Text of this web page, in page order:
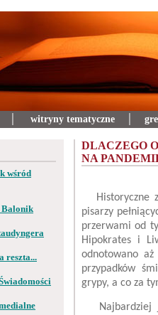
witryny tematyczne
wśród
Balonik
reszta...
DLACZEGO
NA
Historyczne
pisarzy
przerwami od
Hipokrates i
odnotowano
przypadków
grypy, a co za
Najbardziej